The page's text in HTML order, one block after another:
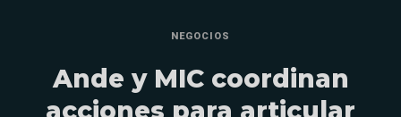
NEGOCIOS
Ande y MIC coordinan
acciones para articular